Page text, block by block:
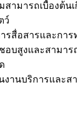
ามารถเบื้องต้น
ว์
รสื่อสารและการ
อบสูงและสามาร
งานบริการและส